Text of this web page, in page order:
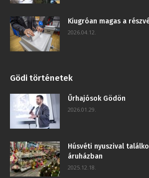
Kiugróan magas a
2026.04.12.
Gödi történetek
Űrhajósok Gödön
2026.01.29.
Húsvéti nyuszival
áruházban
2025.12.18.